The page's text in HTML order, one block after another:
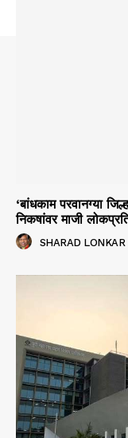
‘बांधकाम परवानग्या
निकषांवर माजी
SHARAD LONKAR